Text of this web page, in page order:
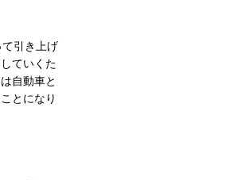
引き上げ
ていくた
自動車と
とになり